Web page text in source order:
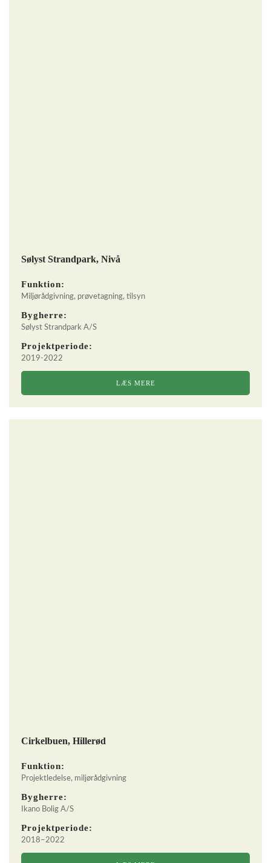
Sølyst Strandpark, Nivå
Funktion:
Miljørådgivning, prøvetagning, tilsyn
Bygherre:
Sølyst Strandpark A/S
Projektperiode:
2019-2022
LÆS MERE
Cirkelbuen, Hillerød
Funktion:
Projektledelse, miljørådgivning
Bygherre:
Ikano Bolig A/S
Projektperiode:
2018–2022